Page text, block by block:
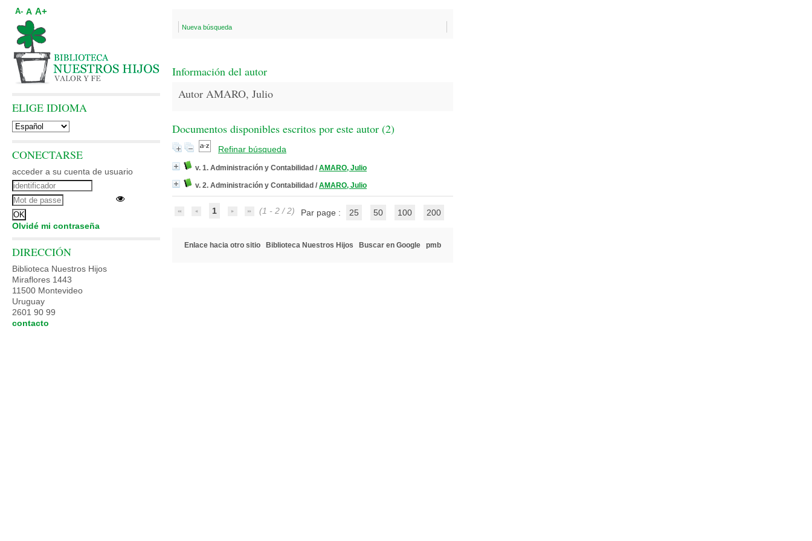
Nueva búsqueda
Información del autor
Autor AMARO, Julio
Documentos disponibles escritos por este autor (2)
Refinar búsqueda
v. 1. Administración y Contabilidad / AMARO, Julio
v. 2. Administración y Contabilidad / AMARO, Julio
1 (1 - 2 / 2) Par page : 25 50 100 200
Enlace hacia otro sitio Biblioteca Nuestros Hijos Buscar en Google pmb
A- A A+
ELIGE IDIOMA
CONECTARSE
acceder a su cuenta de usuario
Olvidé mi contraseña
DIRECCIÓN
Biblioteca Nuestros Hijos
Miraflores 1443
11500 Montevideo
Uruguay
2601 90 99
contacto